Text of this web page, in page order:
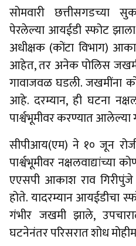
सोमवारी छत्तीसगडच्या
पेरलेल्या आयईडी स्फोट
अधीक्षक (कोंटा विभाग)
आहेत, तर अनेक पोलिस
गावाजवळ घडली. जखमींना
आहे. दरम्यान, ही घटना
पार्श्वभूमीवर करण्यात आलेल्या
सीपीआय(एम) ने १० जून
पार्श्वभूमीवर नक्षलवाद्यांच्या
एएसपी आकाश राव
होते. यादरम्यान आयईडीचा
गंभीर जखमी झाले,
घटनेनंतर परिसरात शोध